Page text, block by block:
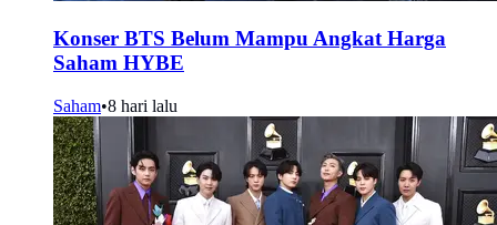
Konser BTS Belum Mampu Angkat Harga
Saham HYBE
Saham•8 hari lalu